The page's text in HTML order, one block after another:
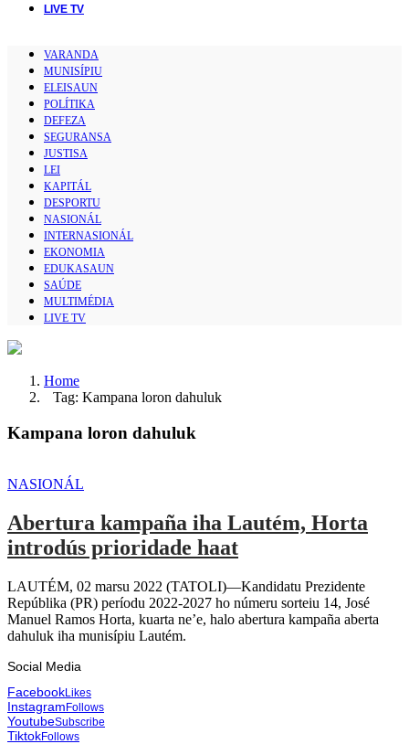
LIVE TV
VARANDA
MUNISÍPIU
ELEISAUN
POLÍTIKA
DEFEZA
SEGURANSA
JUSTISA
LEI
KAPITÁL
DESPORTU
NASIONÁL
INTERNASIONÁL
EKONOMIA
EDUKASAUN
SAÚDE
MULTIMÉDIA
LIVE TV
Home
Tag: Kampana loron dahuluk
Kampana loron dahuluk
NASIONÁL
Abertura kampaña iha Lautém, Horta
introdús prioridade haat
LAUTÉM, 02 marsu 2022 (TATOLI)—Kandidatu Prezidente
Repúblika (PR) períodu 2022-2027 ho númeru sorteiu 14, José
Manuel Ramos Horta, kuarta ne’e, halo abertura kampaña aberta
dahuluk iha munisípiu Lautém.
Social Media
FacebookLikes
InstagramFollows
YoutubeSubscribe
TiktokFollows